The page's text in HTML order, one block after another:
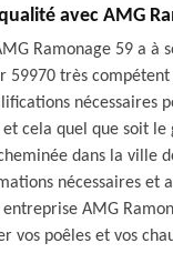
avec AMG
Ramonage 59 a à
59970 très compétent
nécessaires
cela quel que soit le
dans la ville
nécessaires et
AMG
vos poêles et vos